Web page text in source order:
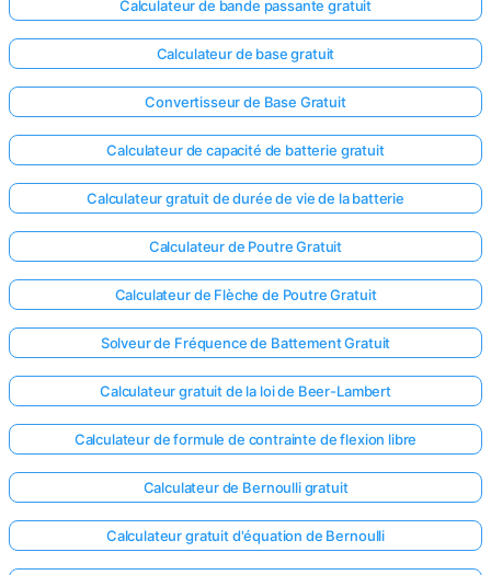
le
Posez
Calculateur de bande passante gratuit
Calculateur de base gratuit
Convertisseur de Base Gratuit
Calculateur de capacité de batterie gratuit
Calculateur gratuit de durée de vie de la batterie
Calculateur de Poutre Gratuit
Calculateur de Flèche de Poutre Gratuit
Solveur de Fréquence de Battement Gratuit
Calculateur gratuit de la loi de Beer-Lambert
Calculateur de formule de contrainte de flexion libre
Calculateur de Bernoulli gratuit
Calculateur gratuit d'équation de Bernoulli